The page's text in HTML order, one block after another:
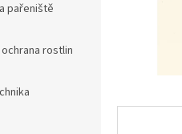
pařeniště
rostlin